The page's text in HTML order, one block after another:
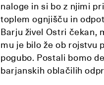
naloge in si bo z njimi
toplem ognjišču in
Barju živel Ostri čekan,
mu je bilo že ob rojstvu
pogubo. Postali bomo
barjanskih oblačilih